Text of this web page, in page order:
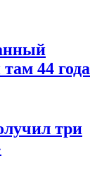
44 года
три